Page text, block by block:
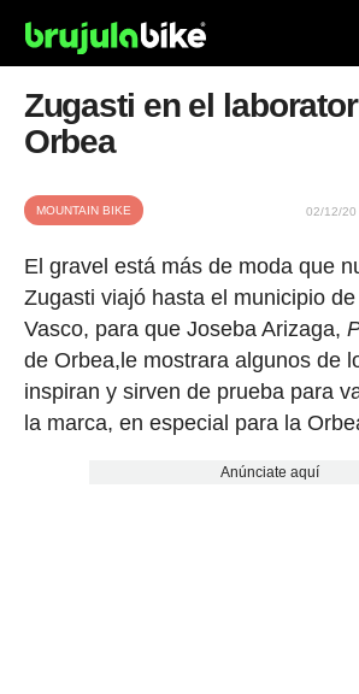
Zugasti en el
Orbea
MOUNTAIN BIKE 02/12/20
El gravel está más de moda que
Zugasti viajó hasta el municipio
Vasco, para que Joseba Arizaga,
de Orbea,le mostrara algunos de
inspiran y sirven de prueba para
la marca, en especial para la
Anúnciate aquí